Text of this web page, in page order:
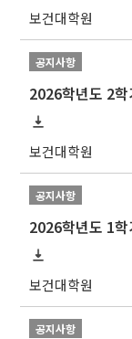
보건대학원
공지사항
2026학년도 2
보건대학원
공지사항
보건대학원
공지사항